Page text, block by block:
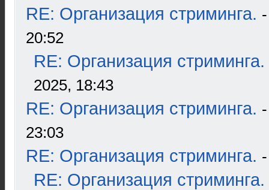
RE: Организация стриминга.
20:52
RE: Организация стриминга.
2025, 18:43
RE: Организация стриминга.
23:03
RE: Организация стриминга.
RE: Организация стриминга.